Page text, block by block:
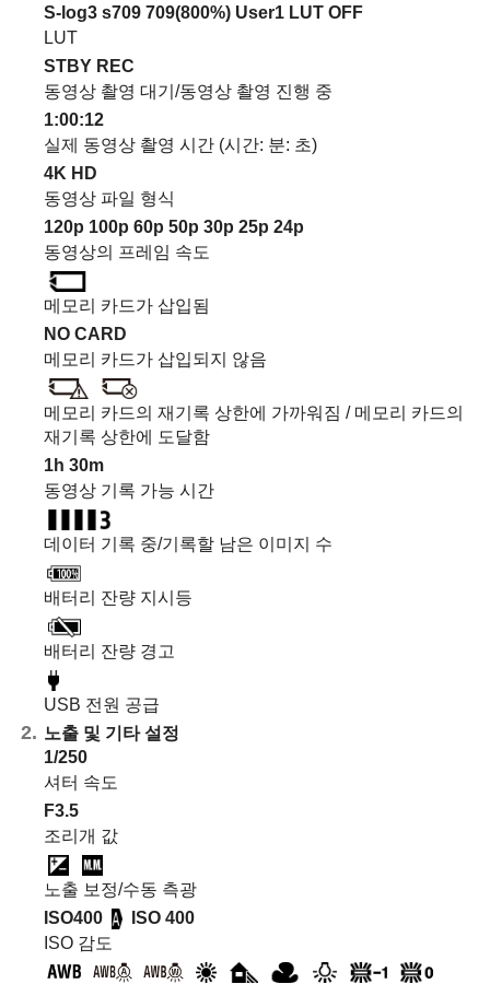
S-log3 s709 709(800%) User1 LUT OFF
LUT
STBY REC
동영상 촬영 대기/동영상 촬영 진행 중
1:00:12
실제 동영상 촬영 시간 (시간: 분: 초)
4K HD
동영상 파일 형식
120p 100p 60p 50p 30p 25p 24p
동영상의 프레임 속도
메모리 카드가 삽입됨
NO CARD
메모리 카드가 삽입되지 않음
메모리 카드의 재기록 상한에 가까워짐 / 메모리 카드의
재기록 상한에 도달함
1h 30m
동영상 기록 가능 시간
데이터 기록 중/기록할 남은 이미지 수
배터리 잔량 지시등
배터리 잔량 경고
USB 전원 공급
노출 및 기타 설정
1/250
셔터 속도
F3.5
조리개 값
노출 보정/수동 측광
ISO400
ISO 400
ISO 감도